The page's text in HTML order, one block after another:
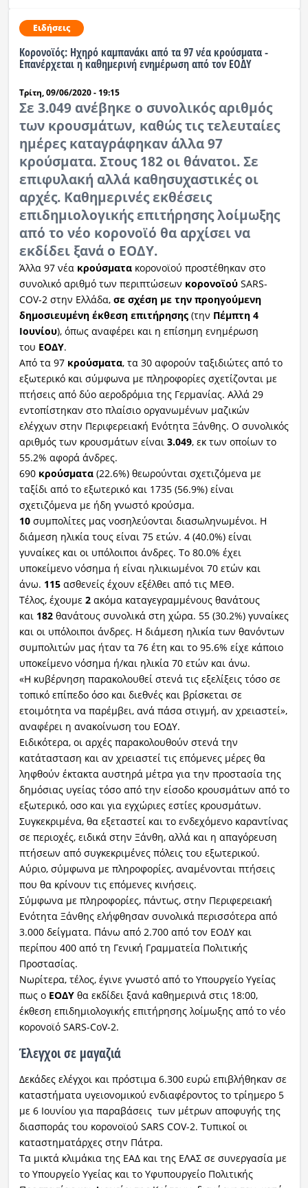
Ειδήσεις
Κορονοϊός: Ηχηρό καμπανάκι από τα 97 νέα κρούσματα -
Επανέρχεται η καθημερινή ενημέρωση από τον ΕΟΔΥ
Τρίτη, 09/06/2020 - 19:15
Σε 3.049 ανέβηκε ο συνολικός αριθμός
των κρουσμάτων, καθώς τις τελευταίες
ημέρες καταγράφηκαν άλλα 97
κρούσματα. Στους 182 οι θάνατοι. Σε
επιφυλακή αλλά καθησυχαστικές οι
αρχές. Καθημερινές εκθέσεις
επιδημιολογικής επιτήρησης λοίμωξης
από το νέο κορονοϊό θα αρχίσει να
εκδίδει ξανά ο ΕΟΔΥ.
Άλλα 97 νέα κρούσματακορονοϊού προστέθηκαν στο
συνολικό αριθμό των περιπτώσεων κορονοϊούSARS-
COV-2 στην Ελλάδα, σε σχέση με την προηγούμενη
δημοσιευμένη έκθεση επιτήρησης(την Πέμπτη 4
Ιουνίου), όπως αναφέρει και η επίσημη ενημέρωση
του ΕΟΔΥ.
Από τα 97 κρούσματα, τα 30 αφορούν ταξιδιώτες από το
εξωτερικό και σύμφωνα με πληροφορίες σχετίζονται με
πτήσεις από δύο αεροδρόμια της Γερμανίας. Αλλά 29
εντοπίστηκαν στο πλαίσιο οργανωμένων μαζικών
ελέγχων στην Περιφερειακή Ενότητα Ξάνθης. Ο συνολικός
αριθμός των κρουσμάτων είναι 3.049, εκ των οποίων το
55.2% αφορά άνδρες.
690 κρούσματα(22.6%) θεωρούνται σχετιζόμενα με
ταξίδι από το εξωτερικό και 1735 (56.9%) είναι
σχετιζόμενα με ήδη γνωστό κρούσμα.
10συμπολίτες μας νοσηλεύονται διασωληνωμένοι. Η
διάμεση ηλικία τους είναι 75 ετών. 4 (40.0%) είναι
γυναίκες και οι υπόλοιποι άνδρες. To 80.0% έχει
υποκείμενο νόσημα ή είναι ηλικιωμένοι 70 ετών και
άνω. 115ασθενείς έχουν εξέλθει από τις ΜΕΘ.
Τέλος, έχουμε 2ακόμα καταγεγραμμένους θανάτους
και 182θανάτους συνολικά στη χώρα. 55 (30.2%) γυναίκες
και οι υπόλοιποι άνδρες. Η διάμεση ηλικία των θανόντων
συμπολιτών μας ήταν τα 76 έτη και το 95.6% είχε κάποιο
υποκείμενο νόσημα ή/και ηλικία 70 ετών και άνω.
«Η κυβέρνηση παρακολουθεί στενά τις εξελίξεις τόσο σε
τοπικό επίπεδο όσο και διεθνές και βρίσκεται σε
ετοιμότητα να παρέμβει, ανά πάσα στιγμή, αν χρειαστεί»,
αναφέρει η ανακοίνωση του ΕΟΔΥ.
Ειδικότερα, οι αρχές παρακολουθούν στενά την
κατάτασταση και αν χρειαστεί τις επόμενες μέρες θα
ληφθούν έκτακτα αυστηρά μέτρα για την προστασία της
δημόσιας υγείας τόσο από την είσοδο κρουσμάτων από το
εξωτερικό, οσο και για εγχώριες εστίες κρουσμάτων.
Συγκεκριμένα, θα εξεταστεί και το ενδεχόμενο καραντίνας
σε περιοχές, ειδικά στην Ξάνθη, αλλά και η απαγόρευση
πτήσεων από συγκεκριμένες πόλεις του εξωτερικού.
Αύριο, σύμφωνα με πληροφορίες, αναμένονται πτήσεις
που θα κρίνουν τις επόμενες κινήσεις.
Σύμφωνα με πληροφορίες, πάντως, στην Περιφερειακή
Ενότητα Ξάνθης ελήφθησαν συνολικά περισσότερα από
3.000 δείγματα. Πάνω από 2.700 από τον ΕΟΔΥ και
περίπου 400 από τη Γενική Γραμματεία Πολιτικής
Προστασίας.
Νωρίτερα, τέλος, έγινε γνωστό από το Υπουργείο Υγείας
πως ο ΕΟΔΥθα εκδίδει ξανά καθημερινά στις 18:00,
έκθεση επιδημιολογικής επιτήρησης λοίμωξης από το νέο
κορονοϊό SARS-CoV-2.
Έλεγχοι σε μαγαζιά
Δεκάδες ελέγχοι και πρόστιμα 6.300 ευρώ επιβλήθηκαν σε
καταστήματα υγειονομικού ενδιαφέροντος το τρίημερο 5
με 6 Ιουνίου για παραβάσεις των μέτρων αποφυγής της
διασποράς του κορονοϊού SARS COV-2. Τυπικοί οι
καταστηματάρχες στην Πάτρα.
Τα μικτά κλιμάκια της ΕΑΔ και της ΕΛΑΣ σε συνεργασία με
το Υπουργείο Υγείας και το Υφυπουργείο Πολιτικής